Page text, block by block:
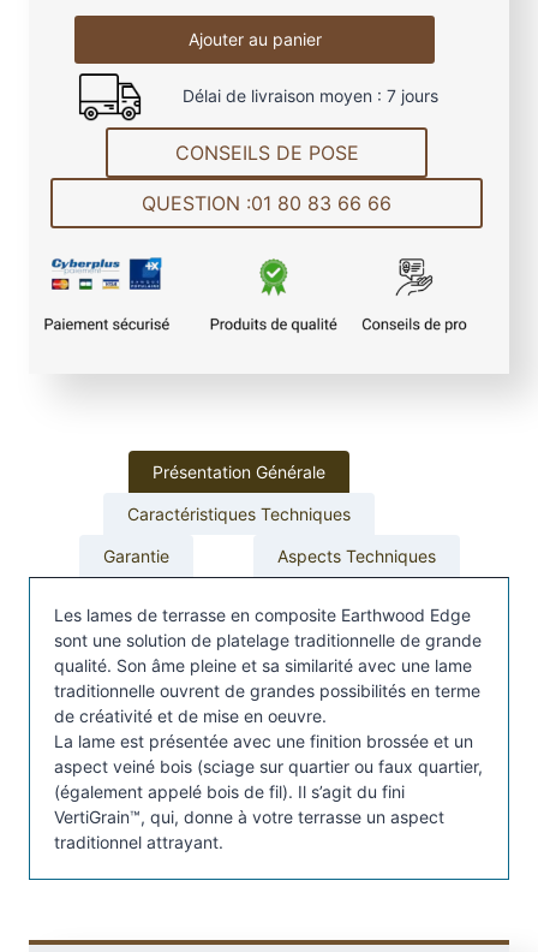
u
a
t
i
t
é
d
L
m
t
e
r
s
e
T
i
m
b
e
r
e
h
Ajouter au panier
Délai de livraison moyen : 7 jours
CONSEILS DE POSE
QUESTION :01 80 83 66 66
Présentation Générale
Caractéristiques Techniques
Garantie Aspects Techniques
Les lames de terrasse en composite Earthwood Edge
sont une solution de platelage traditionnelle de grande
qualité. Son âme pleine et sa similarité avec une lame
traditionnelle ouvrent de grandes possibilités en terme
de créativité et de mise en oeuvre.
La lame est présentée avec une finition brossée et un
aspect veiné bois (sciage sur quartier ou faux quartier,
(également appelé bois de fil). Il s’agit du fini
VertiGrain™, qui, donne à votre terrasse un aspect
traditionnel attrayant.